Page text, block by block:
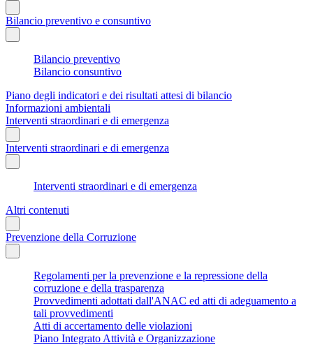
Bilancio preventivo e consuntivo
Bilancio preventivo
Bilancio consuntivo
Piano degli indicatori e dei risultati attesi di bilancio
Informazioni ambientali
Interventi straordinari e di emergenza
Interventi straordinari e di emergenza
Interventi straordinari e di emergenza
Altri contenuti
Prevenzione della Corruzione
Regolamenti per la prevenzione e la repressione della
corruzione e della trasparenza
Provvedimenti adottati dall'ANAC ed atti di adeguamento a
tali provvedimenti
Atti di accertamento delle violazioni
Piano Integrato Attività e Organizzazione